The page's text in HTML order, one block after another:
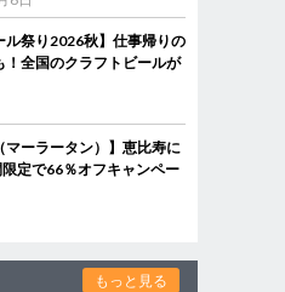
ル祭り2026秋】仕事帰りの
全国のクラフトビールが
マーラータン）】恵比寿に
定で66％オフキャンペー
もっと見る